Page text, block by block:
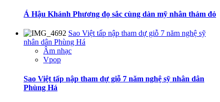
Á Hậu Khánh Phương đọ sắc cùng dàn mỹ nhân thảm đỏ
Sao Việt tấp nập tham dự giỗ 7 năm nghệ sỹ
nhân dân Phùng Há
Âm nhạc
Vpop
Sao Việt tấp nập tham dự giỗ 7 năm nghệ sỹ nhân dân
Phùng Há